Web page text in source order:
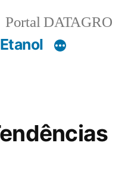
Portal DATAGRO